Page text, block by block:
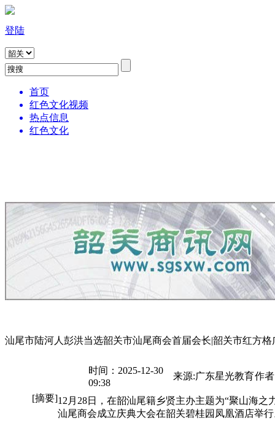
登陆
首页
红色文化视频
热点信息
红色文化
汕尾市陆河人彭洪当选韶关市汕尾商会首届会长|韶关市红方格
时间：2025-12-30
09:38
来源:广东星光教育作
[摘要]12月28日，在韶汕尾籍乡贤主办主题为“聚山海之
汕尾商会成立庆典大会在韶关碧桂园凤凰酒店举